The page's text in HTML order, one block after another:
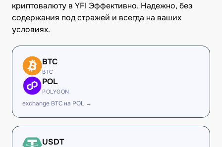
криптовалюту в YFI Эффективно. Надежно, без
содержания под стражей и всегда на ваших
условиях.
BTC
BTC
POL
POLYGON
exchange BTC на POL →
USDT